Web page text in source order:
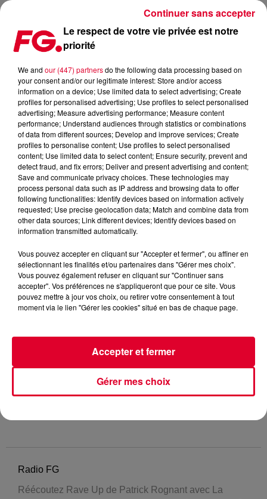
RAVE UP : LA PESTE & MORAVIE
Radio FG
Réécoutez Rave Up de Patrick Rognant avec La
Le respect de votre vie privée est notre
priorité
We and our (447) partnersdo the following data processing based on
your consent and/or our legitimate interest: Store and/or access
information on a device; Use limited data to select advertising; Create
profiles for personalised advertising; Use profiles to select personalised
advertising; Measure advertising performance; Measure content
performance; Understand audiences through statistics or combinations
of data from different sources; Develop and improve services; Create
profiles to personalise content; Use profiles to select personalised
content; Use limited data to select content; Ensure security, prevent and
detect fraud, and fix errors; Deliver and present advertising and content;
Save and communicate privacy choices. These technologies may
process personal data such as IP address and browsing data to offer
following functionalities: Identify devices based on information actively
requested; Use precise geolocation data; Match and combine data from
other data sources; Link different devices; Identify devices based on
information transmitted automatically.
Vous pouvez accepter en cliquant sur "Accepter et fermer", ou affiner en
sélectionnant les finalités et/ou partenaires dans "Gérer mes choix".
Vous pouvez également refuser en cliquant sur "Continuer sans
accepter". Vos préférences ne s'appliqueront que pour ce site. Vous
pouvez mettre à jour vos choix, ou retirer votre consentement à tout
moment via le lien "Gérer les cookies" situé en bas de chaque page.
Gérer mes choix
Accepter et fermer
Continuer sans accepter